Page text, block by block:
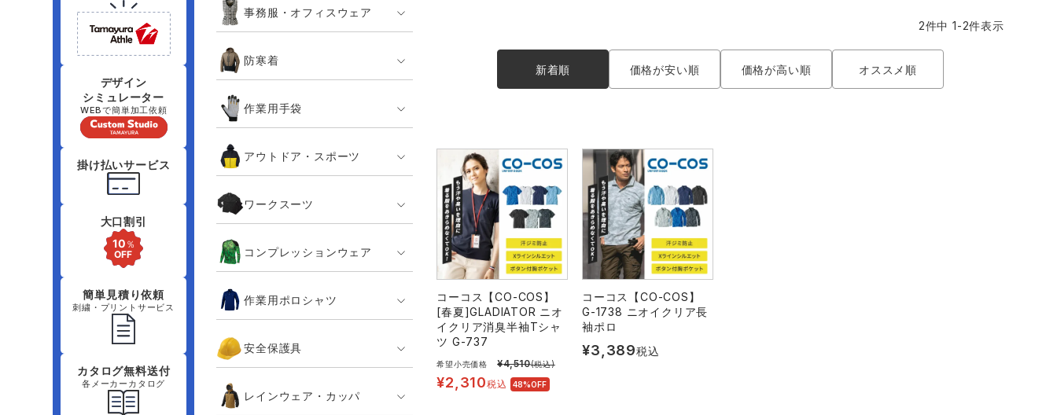
防寒
アタックベース サンエス 中塚被服 東洋物産工業
藤井電工 福山ゴム工業
ビッグボーン商事株式会
社
事務服・オフィスウェア
防寒着
作業用手袋
アウトドア・スポーツ
ワークスーツ
コンプレッションウェア
作業用ポロシャツ
安全保護具
レインウェア・カッパ
新着順 価格が安い順 価格が高い順 オススメ順
2件中 1-2件表示
コーコス【CO-COS】
[春夏]GLADIATOR ニオ
イクリア消臭半袖Tシャ
ツ G-737
希望小売価格 ¥4,510(税込)
¥2,310税込 48%OFF
コーコス【CO-COS】
G-1738 ニオイクリア長
袖ポロ
¥3,389税込
デザイン
シミュレーター
WEBで簡単加工依頼
掛け払いサービス
大口割引
簡単見積り依頼
刺繍・プリントサービス
カタログ無料送付
各メーカーカタログ